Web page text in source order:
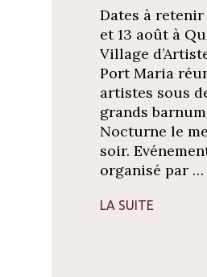
Dates à retenir
et 13 août à
Village
Port Maria
artistes sous
grands
Nocturne le
soir.
organisé par …
LA SUITE